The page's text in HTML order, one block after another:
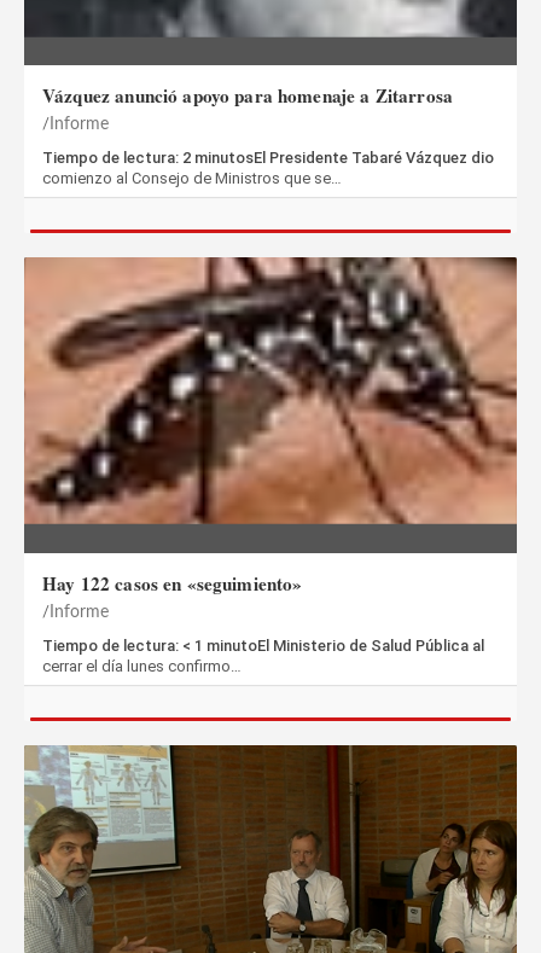
Vázquez anunció apoyo para homenaje a Zitarrosa
Informe
Tiempo de lectura: 2 minutosEl Presidente Tabaré Vázquez dio
comienzo al Consejo de Ministros que se…
Hay 122 casos en «seguimiento»
Informe
Tiempo de lectura: < 1 minutoEl Ministerio de Salud Pública al
cerrar el día lunes confirmo…